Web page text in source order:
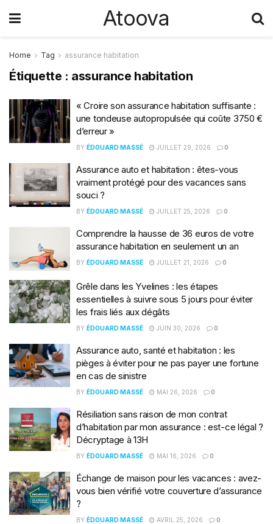
Atoova
Home Tag assurance habitation
Étiquette : assurance habitation
« Croire son assurance habitation suffisante :
une tondeuse autopropulsée qui coûte 3750 €
d’erreur »
BY ÉDOUARD MASSÉ JUILLET 29, 2026 0
Assurance auto et habitation : êtes-vous
vraiment protégé pour des vacances sans
souci ?
BY ÉDOUARD MASSÉ JUILLET 25, 2026 0
Comprendre la hausse de 36 euros de votre
assurance habitation en seulement un an
BY ÉDOUARD MASSÉ JUILLET 21, 2026 0
Grêle dans les Yvelines : les étapes
essentielles à suivre sous 5 jours pour éviter
les frais liés aux dégâts
BY ÉDOUARD MASSÉ JUIN 30, 2026 0
Assurance auto, santé et habitation : les
pièges à éviter pour ne pas payer une fortune
en cas de sinistre
BY ÉDOUARD MASSÉ MAI 26, 2026 0
Résiliation sans raison de mon contrat
d’habitation par mon assurance : est-ce légal ?
Décryptage à 13H
BY ÉDOUARD MASSÉ MAI 16, 2026 0
Échange de maison pour les vacances : avez-
vous bien vérifié votre couverture d’assurance
?
BY ÉDOUARD MASSÉ AVRIL 25, 2026 0